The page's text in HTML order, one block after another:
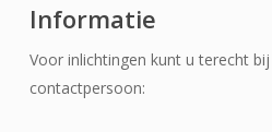
Informatie
Voor inlichtingen kunt u terecht
contactpersoon: